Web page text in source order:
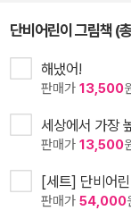
단비어린이 그림책 (
해냈어!
판매가 13,500
세상에서 가장
판매가 13,500
[세트] 단비어
판매가 54,000